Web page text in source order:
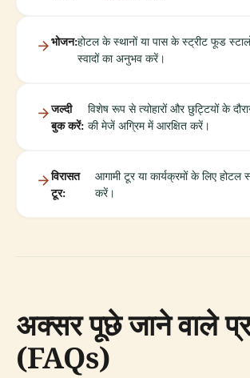
भोजन:होटल के स्थानों या पास के स्ट्रीट फूड
स्वादों का अनुभव करें।
जल्दी
बुक करें:
विशेष रूप से त्योहारों और छुट्टियों के
की मेजें अग्रिम में आरक्षित करें।
विरासत
टूर:
आगामी टूर या कार्यक्रमों के लिए
करें।
अक्सर पूछे जाने वाले
(FAQs)